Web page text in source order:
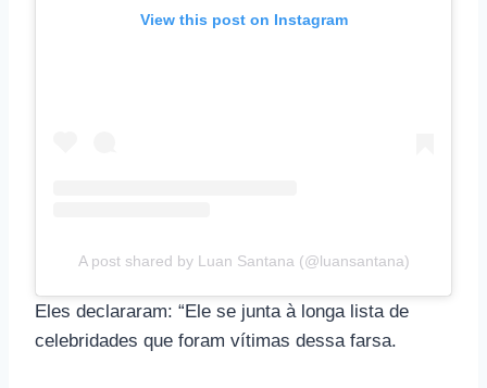
View this post on Instagram
A post shared by Luan Santana (@luansantana)
Eles declararam: “Ele se junta à longa lista de
celebridades que foram vítimas dessa farsa.